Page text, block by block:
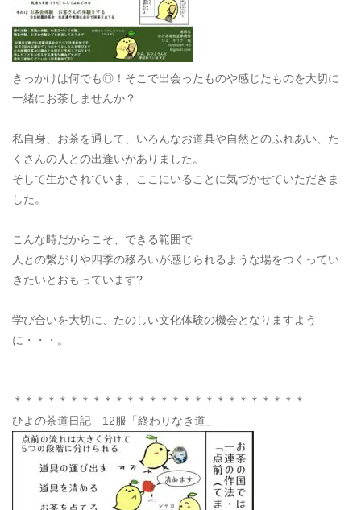
きっかけは何でも◎！そこで出会ったものや感じたものを大切に
一緒にお茶しませんか？
私自身、お茶を通して、いろんなお道具や自然とのふれあい、た
くさんの人との出逢いがありました。
そして生かされていま、ここにいることに気づかせていただきま
した。
こんな時だからこそ、できる範囲で
人との繋がりや四季の移ろいが感じられるような場をつくってい
きたいとおもっています?
学び合いを大切に、たのしい文化体験の機会となりますよう
に・・・。
＊＊＊＊＊＊＊＊＊＊＊＊＊＊＊＊＊＊＊＊＊＊＊＊＊＊
ひよの茶道日記 12服「終わりなき道」